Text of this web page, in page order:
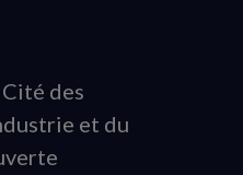
des
et du